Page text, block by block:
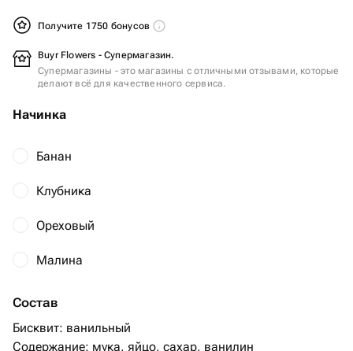
Получите 1750 бонусов
Buyr Flowers - Супермагазин.
Супермагазины - это магазины с отличными отзывами, которые
делают всё для качественного сервиса.
Начинка
Банан
Клубника
Ореховый
Малина
Состав
Бисквит: ванильный
Содержание: мука, яйцо, сахар, ванилин